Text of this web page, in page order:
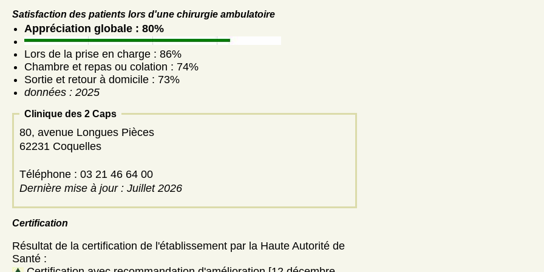
Satisfaction des patients lors d'une chirurgie ambulatoire
Appréciation globale : 80%
Lors de la prise en charge : 86%
Chambre et repas ou colation : 74%
Sortie et retour à domicile : 73%
données : 2025
Clinique des 2 Caps
80, avenue Longues Pièces
62231 Coquelles
Téléphone : 03 21 46 64 00
Dernière mise à jour : Juillet 2026
Certification
Résultat de la certification de l'établissement par la Haute Autorité de
Santé :